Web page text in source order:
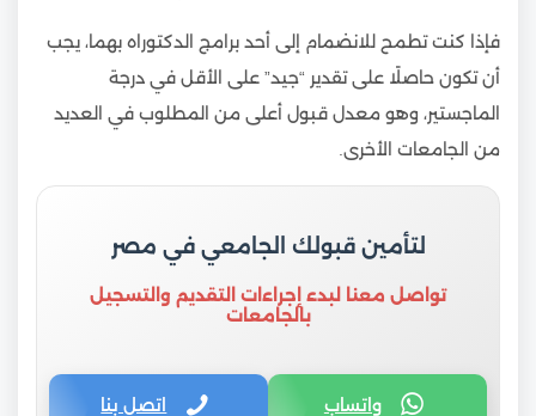
فإذا كنت تطمح للانضمام إلى أحد برامج الدكتوراه بهما، يجب
أن تكون حاصلًا على تقدير “جيد” على الأقل في درجة
الماجستير، وهو معدل قبول أعلى من المطلوب في العديد
من الجامعات الأخرى.
لتأمين قبولك الجامعي في مصر
تواصل معنا لبدء إجراءات التقديم والتسجيل
بالجامعات
واتساب اتصل بنا